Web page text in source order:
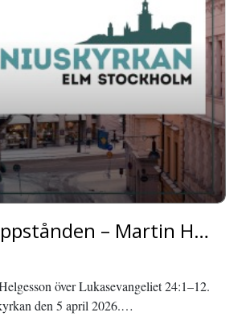
Kristus är uppstånden – Martin Helgesson
över Lukasevangeliet 24:1–12.
den 5 april 2026.
på roseniuskyrkan.se eller